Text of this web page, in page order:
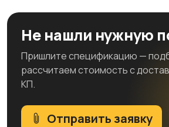
Не нашли нужную
Пришлите спецификацию —
рассчитаем стоимость с
КП.
Отправить заявку